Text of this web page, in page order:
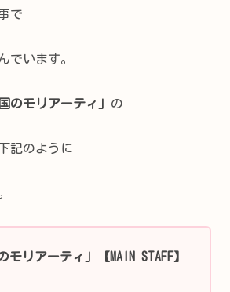
で
でいます。
のモリアーティ」 の
記のように
モリアーティ」【MAIN STAFF】